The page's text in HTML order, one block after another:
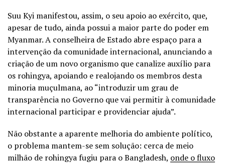
Suu Kyi manifestou, assim, o seu apoio ao exército, que,
apesar de tudo, ainda possui a maior parte do poder em
Myanmar. A conselheira de Estado abre espaço para a
intervenção da comunidade internacional, anunciando a
criação de um novo organismo que canalize auxílio para
os rohingya, apoiando e realojando os membros desta
minoria muçulmana, ao “introduzir um grau de
transparência no Governo que vai permitir à comunidade
internacional participar e providenciar ajuda”.
Não obstante a aparente melhoria do ambiente político,
o problema mantem-se sem solução: cerca de meio
milhão de rohingya fugiu para o Bangladesh, onde o fluxo